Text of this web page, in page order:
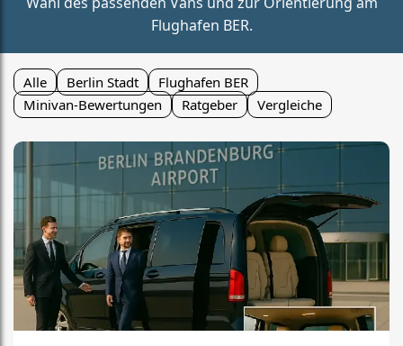
Flughafen BER.
Alle Berlin Stadt
Flughafen BER
Minivan-Bewertungen
Ratgeber Vergleiche